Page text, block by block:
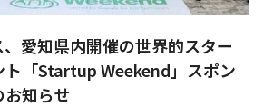
愛知県内開催の世界的スター
ト「Startup Weekend」スポン
知らせ